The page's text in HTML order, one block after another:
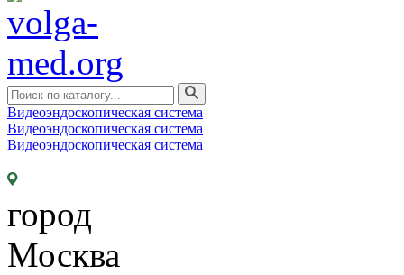
Видеоэндоскопическая система
Видеоэндоскопическая система
Видеоэндоскопическая система
город
Москва